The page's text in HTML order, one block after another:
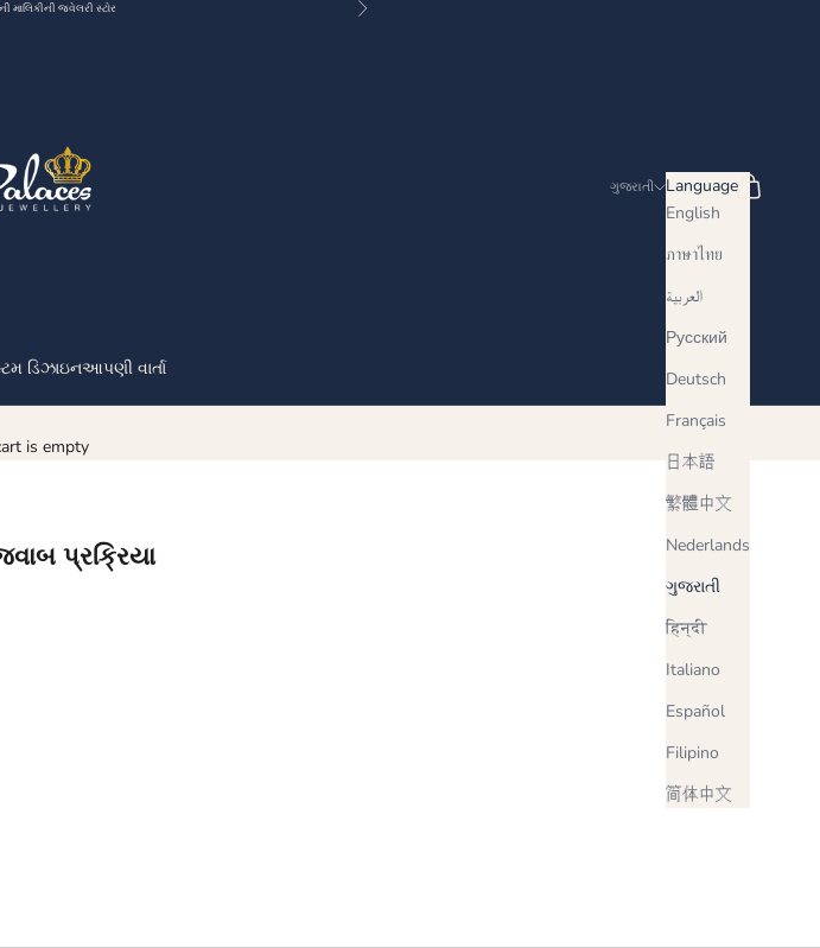
માલિકીની જ્વેલરી સ્ટોર Next
Jewellery
ડિઝાઇનઆપણી વાર્તા
ગુજરાતી
Language
English
ภาษาไทย
العربية
Русский
Deutsch
Français
日本語
繁體中文
Nederlands
ગુજરાતી
हिन्दी
Italiano
Español
Filipino
简体中文
Search
Cart
is empty
પ્રક્રિયા